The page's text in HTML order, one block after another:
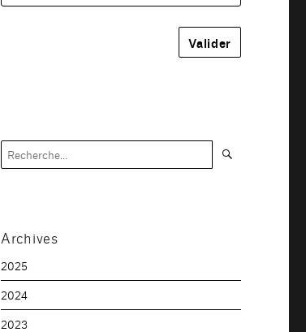
Recherche
pour :
Archives
2025
2024
2023